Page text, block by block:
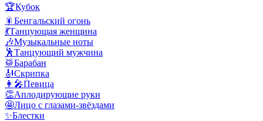
🏆Кубок
🎇 Бенгальский огонь
💃Танцующая женщина
🎶Музыкальные ноты
🕺Танцующий мужчина
🥁Барабан
🎻Скрипка
👩‍🎤Певица
👏Аплодирующие руки
🤩Лицо с глазами-звёздами
✨Блестки